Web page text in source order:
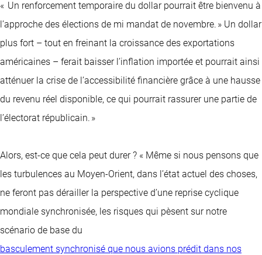
« Un renforcement temporaire du dollar pourrait être bienvenu à
l’approche des élections de mi mandat de novembre. » Un dollar
plus fort – tout en freinant la croissance des exportations
américaines – ferait baisser l’inflation importée et pourrait ainsi
atténuer la crise de l’accessibilité financière grâce à une hausse
du revenu réel disponible, ce qui pourrait rassurer une partie de
l’électorat républicain. »
Alors, est-ce que cela peut durer ? « Même si nous pensons que
les turbulences au Moyen-Orient, dans l’état actuel des choses,
ne feront pas dérailler la perspective d’une reprise cyclique
mondiale synchronisée, les risques qui pèsent sur notre
scénario de base du
basculement synchronisé que nous avions prédit dans nos